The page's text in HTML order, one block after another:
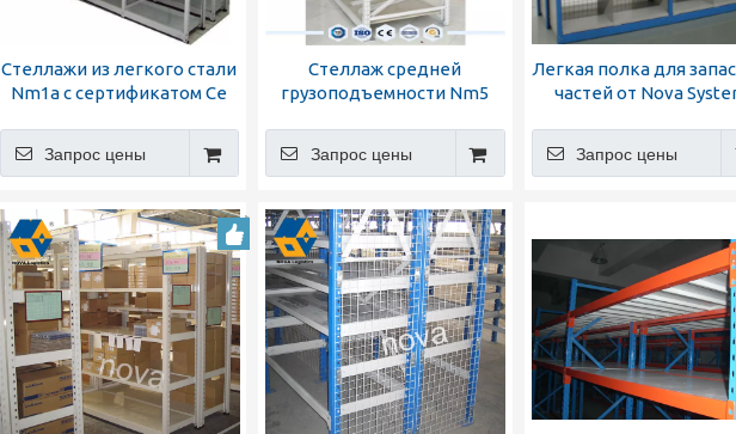
Стеллажи из легкого стали
Nm1a с сертификатом Ce
Запрос цены
Стеллаж средней
грузоподъемности Nm5
Запрос цены
Легкая полка для
частей от Nova
Запрос цены